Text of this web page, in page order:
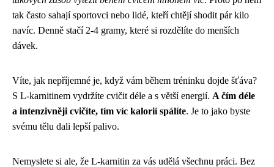
tak často sahají sportovci nebo lidé, kteří chtějí shodit pár kilo
navíc. Denně stačí 2-4 gramy, které si rozdělíte do menších
dávek.
Víte, jak nepříjemné je, když vám během tréninku dojde šťáva?
S L-karnitinem vydržíte cvičit déle a s větší energií. A čím déle
a intenzivněji cvičíte, tím víc kalorií spálíte. Je to jako byste
svému tělu dali lepší palivo.
Nemyslete si ale, že L-karnitin za vás udělá všechnu práci. Bez